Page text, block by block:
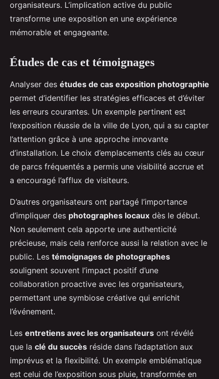
organisateurs. L’implication active du public
transforme une exposition en une expérience
mémorable et engageante.
Études de cas et témoignages
Analyser des études de cas exposition photographie
permet d’identifier les stratégies efficaces et d’éviter
les erreurs courantes. Un exemple pertinent est
l’exposition réussie de la ville de Lyon, qui a su capter
l’attention grâce à une approche innovante
d’installation. Le choix d’emplacements clés au cœur
de parcs fréquentés a permis une visibilité accrue et
a encouragé l’afflux de visiteurs.
D’autres organisateurs ont partagé l’importance
d’impliquer des photographes locaux dès le début.
Non seulement cela apporte une authenticité
précieuse, mais cela renforce aussi la relation avec le
public. Les témoignages de photographes
soulignent souvent l’impact positif d’une
collaboration proactive avec les organisateurs,
permettant une symbiose créative qui enrichit
l’événement.
Les entretiens avec les organisateurs ont révélé
que la clé du succès réside dans l’adaptation aux
imprévus et la flexibilité. Un exemple emblématique
est celui de l’exposition sous pluie, transformée en